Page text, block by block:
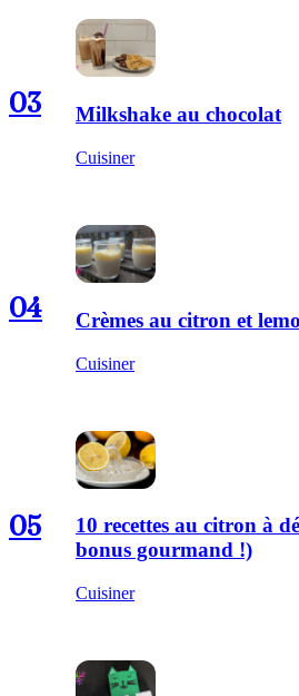
03 Milkshake au chocolat
Cuisiner
04 Crèmes au citron et
Cuisiner
05
10 recettes au citron à
bonus gourmand !)
Cuisiner